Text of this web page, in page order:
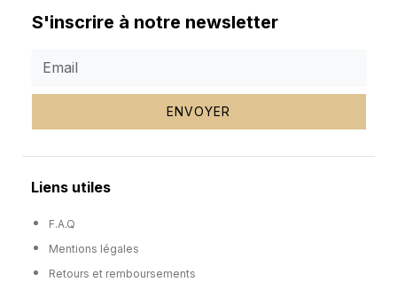
S'inscrire à notre newsletter
ENVOYER
Liens utiles
F.A.Q
Mentions légales
Retours et remboursements